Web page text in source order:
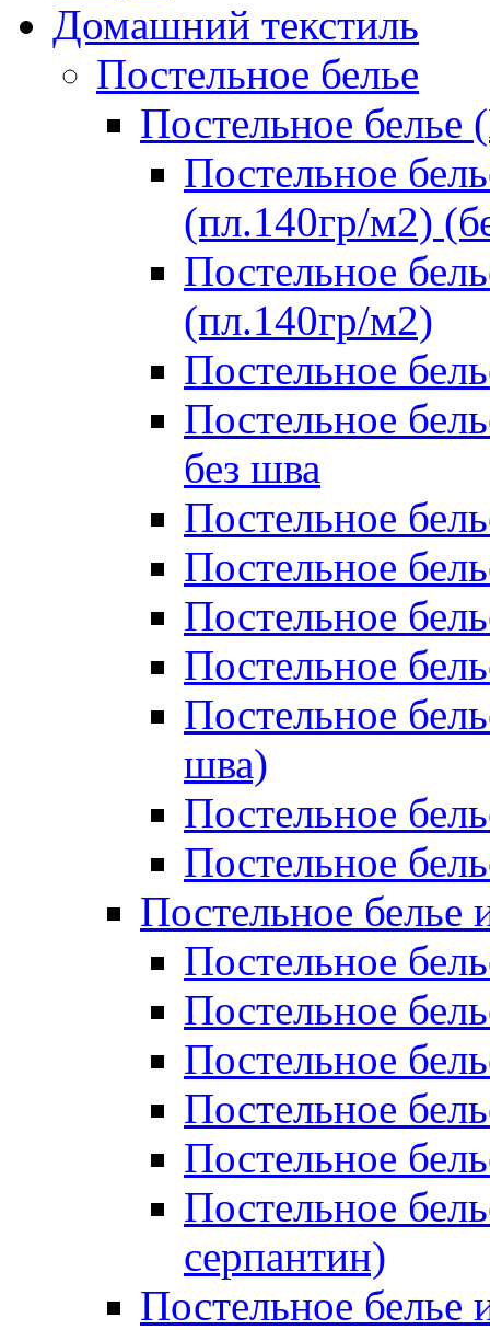
Домашний текстиль
Постельное белье
Постельное белье
Постельное
(пл.140гр/м2)
Постельное
(пл.140гр/м2)
Постельное
Постельное
без шва
Постельное
Постельное
Постельное
Постельное
Постельное
шва)
Постельное
Постельное
Постельное белье
Постельное
Постельное
Постельное
Постельное
Постельное
Постельное
серпантин)
Постельное белье